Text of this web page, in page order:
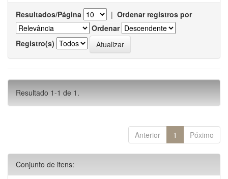
Resultados/Página | Ordenar registros por
Ordenar
Registro(s)
Resultado 1-1 de 1.
Anterior 1 Póximo
Conjunto de itens: